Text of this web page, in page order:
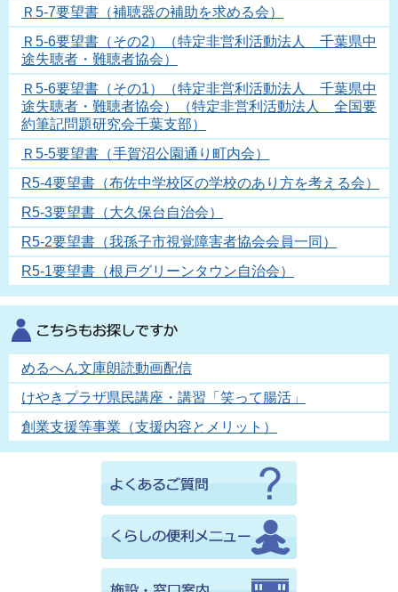
Ｒ5-7要望書（補聴器の補助を求める会）
Ｒ5-6要望書（その2）（特定非営利活動法人 千葉県中
途失聴者・難聴者協会）
Ｒ5-6要望書（その1）（特定非営利活動法人 千葉県中
途失聴者・難聴者協会）（特定非営利活動法人 全国要
約筆記問題研究会千葉支部）
Ｒ5-5要望書（手賀沼公園通り町内会）
R5-4要望書（布佐中学校区の学校のあり方を考える会）
R5-3要望書（大久保台自治会）
R5-2要望書（我孫子市視覚障害者協会会員一同）
R5-1要望書（根戸グリーンタウン自治会）
めるへん文庫朗読動画配信
けやきプラザ県民講座・講習「笑って腸活」
創業支援等事業（支援内容とメリット）